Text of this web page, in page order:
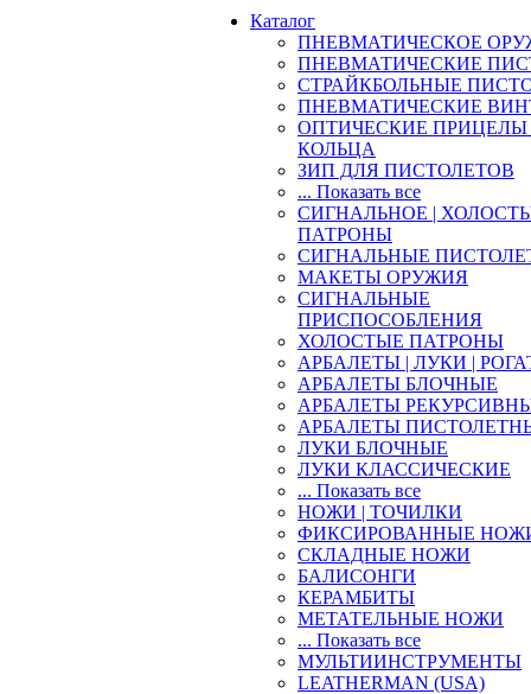
Каталог
ПНЕВМАТИЧЕСКОЕ
ПНЕВМАТИЧЕСКИЕ
СТРАЙКБОЛЬНЫЕ
ПНЕВМАТИЧЕСКИЕ
ОПТИЧЕСКИЕ ПРИЦЕЛЫ
КОЛЬЦА
ЗИП ДЛЯ ПИСТОЛЕТОВ
... Показать все
СИГНАЛЬНОЕ |
ПАТРОНЫ
СИГНАЛЬНЫЕ
МАКЕТЫ ОРУЖИЯ
СИГНАЛЬНЫЕ
ПРИСПОСОБЛЕНИЯ
ХОЛОСТЫЕ ПАТРОНЫ
АРБАЛЕТЫ | ЛУКИ |
АРБАЛЕТЫ БЛОЧНЫЕ
АРБАЛЕТЫ
АРБАЛЕТЫ
ЛУКИ БЛОЧНЫЕ
ЛУКИ КЛАССИЧЕСКИЕ
... Показать все
НОЖИ | ТОЧИЛКИ
ФИКСИРОВАННЫЕ
СКЛАДНЫЕ НОЖИ
БАЛИСОНГИ
КЕРАМБИТЫ
МЕТАТЕЛЬНЫЕ НОЖИ
... Показать все
МУЛЬТИИНСТРУМЕНТЫ
LEATHERMAN (USA)